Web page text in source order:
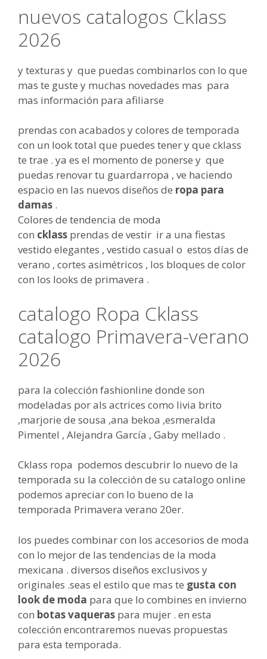
nuevos catalogos Cklass
2026
y texturas y que puedas combinarlos con lo que
mas te guste y muchas novedades mas para
mas información para afiliarse
prendas con acabados y colores de temporada
con un look total que puedes tener y que cklass
te trae . ya es el momento de ponerse y que
puedas renovar tu guardarropa , ve haciendo
espacio en las nuevos diseños de ropa para
damas .
Colores de tendencia de moda
con cklass prendas de vestir ir a una fiestas
vestido elegantes , vestido casual o estos días de
verano , cortes asimétricos , los bloques de color
con los looks de primavera .
catalogo Ropa Cklass
catalogo Primavera-verano
2026
para la colección fashionline donde son
modeladas por als actrices como livia brito
,marjorie de sousa ,ana bekoa ,esmeralda
Pimentel , Alejandra García , Gaby mellado .
Cklass ropa podemos descubrir lo nuevo de la
temporada su la colección de su catalogo online
podemos apreciar con lo bueno de la
temporada Primavera verano 20er.
los puedes combinar con los accesorios de moda
con lo mejor de las tendencias de la moda
mexicana . diversos diseños exclusivos y
originales .seas el estilo que mas te gusta con
look de moda para que lo combines en invierno
con botas vaqueras para mujer . en esta
colección encontraremos nuevas propuestas
para esta temporada.